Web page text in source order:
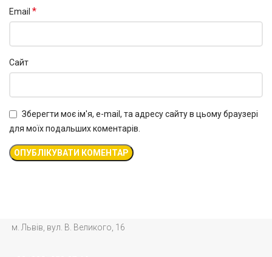
Email *
Сайт
Зберегти моє ім'я, e-mail, та адресу сайту в цьому браузері
для моїх подальших коментарів.
м. Львів, вул. В. Великого, 16